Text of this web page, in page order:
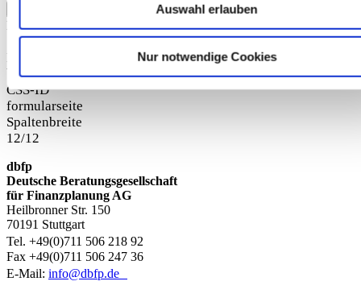
Auswahl erlauben
Nur notwendige Cookies
Existierende Newsletter Abonnements verwalten
Breite Inhalt im Container
12/12
Hintergrund
bg-lightgrey light fond
CSS-ID
formularseite
Spaltenbreite
12/12
dbfp
Deutsche Beratungsgesellschaft
für Finanzplanung AG
Heilbronner Str. 150
70191 Stuttgart
Tel. +49(0)711 506 218 92
Fax +49(0)711 506 247 36
E-Mail: info@dbfp.de